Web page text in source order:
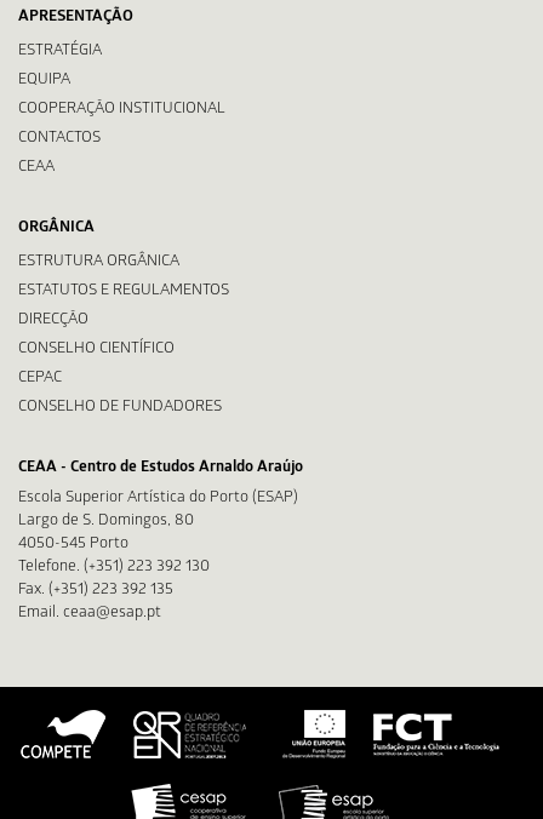
APRESENTAÇÃO
ESTRATÉGIA
EQUIPA
COOPERAÇÃO INSTITUCIONAL
CONTACTOS
CEAA
ORGÂNICA
ESTRUTURA ORGÂNICA
ESTATUTOS E REGULAMENTOS
DIRECÇÃO
CONSELHO CIENTÍFICO
CEPAC
CONSELHO DE FUNDADORES
CEAA - Centro de Estudos Arnaldo Araújo
Escola Superior Artística do Porto (ESAP)
Largo de S. Domingos, 80
4050-545 Porto
Telefone. (+351) 223 392 130
Fax. (+351) 223 392 135
Email. ceaa@esap.pt